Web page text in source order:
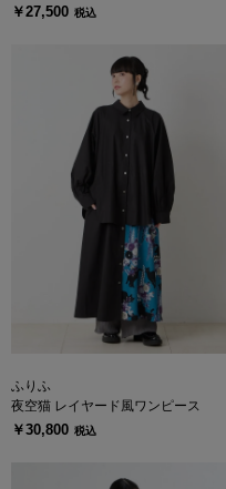
￥27,500 税込
ふりふ
夜空猫 レイヤード風ワンピース
￥30,800 税込